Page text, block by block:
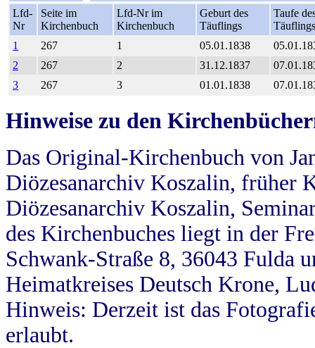
Lfd-
Nr
Seite im
Kirchenbuch
Lfd-Nr im
Kirchenbuch
Geburt des
Täuflings
Taufe
Täuflings
1
267 1 05.01.1838
2
267 2 31.12.1837
3
267 3 01.01.1838
Hinweise zu den
Das Original-Kirchenbuch von
Diözesanarchiv Koszalin, früher
Diözesanarchiv Koszalin,
des Kirchenbuches liegt in der
Schwank-Straße 8, 36043 Fulda
Heimatkreises Deutsch Krone,
Hinweis: Derzeit ist das
erlaubt.